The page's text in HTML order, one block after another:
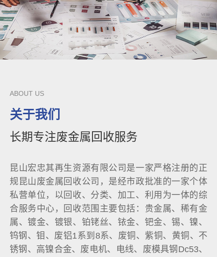
ABOUT US
关于我们
长期专注废金属回收服务
昆山宏忠其再生资源有限公司是一家严格注册的正
规昆山废金属回收公司，是经市政批准的一家个体
私营单位，以回收、分类、加工、利用为一体的综
合服务中心，回收范围主要包括：贵金属、稀有金
属、镀金、镀银、铂铑丝、铱金、钯金、锡、镍、
钨钢、钼、废铝1系到8系、废铜、紫铜、黄铜、不
锈钢、高镍合金、废电机、电线、废模具钢Dc53、